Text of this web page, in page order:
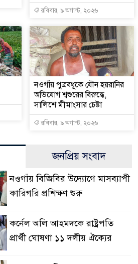
রবিবার, ৯ অগাস্ট, ২০২৬
নওগাঁয় পুত্রবধূকে যৌন হয়রানির
অভিযোগ শ্বশুরের বিরুদ্ধে,
সালিশে মীমাংসার চেষ্টা
রবিবার, ৯ অগাস্ট, ২০২৬
জনপ্রিয় সংবাদ
নওগাঁয় বিজিবির উদ্যোগে মাসব্যাপী
কারিগরি প্রশিক্ষণ শুরু
কর্নেল অলি আহমদকে রাষ্ট্রপতি
প্রার্থী ঘোষণা ১১ দলীয় ঐক্যের